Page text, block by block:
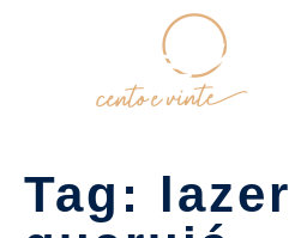
Tag: lazer